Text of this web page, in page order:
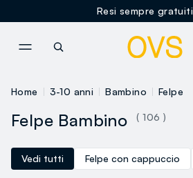
Resi sempre gratuiti
Home 3-10 anni Bambino Felpe
Felpe Bambino ( 106 )
Vedi tutti Felpe con cappuccio